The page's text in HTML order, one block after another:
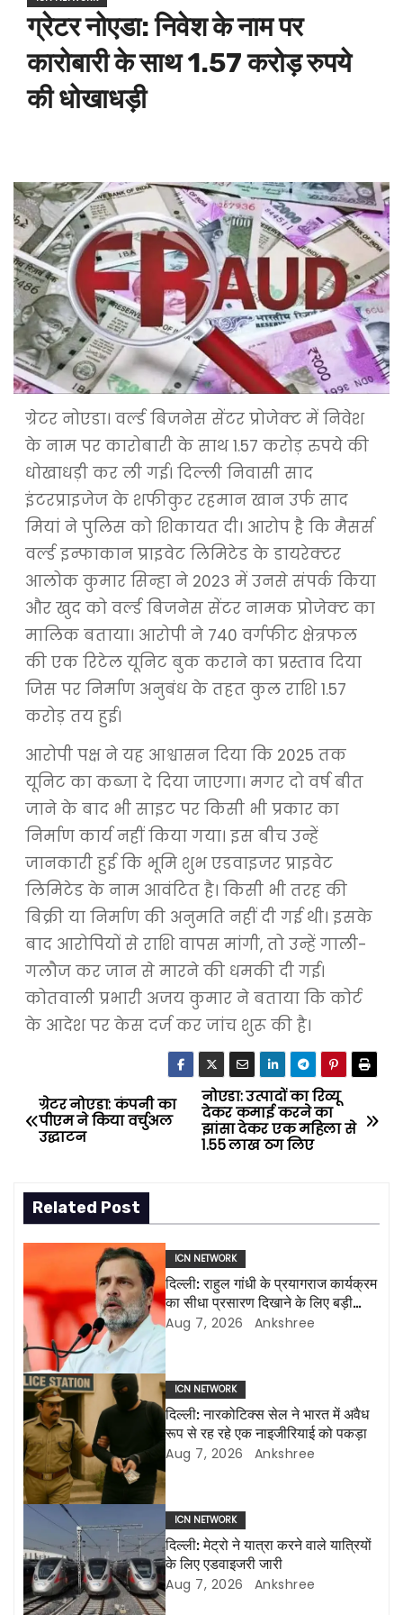
ग्रेटर नोएडा: निवेश के नाम पर
कारोबारी के साथ 1.57 करोड़ रुपये
की धोखाधड़ी
ग्रेटर नोएडा। वर्ल्ड बिजनेस सेंटर प्रोजेक्ट में निवेश
के नाम पर कारोबारी के साथ 1.57 करोड़ रुपये की
धोखाधड़ी कर ली गई। दिल्ली निवासी साद
इंटरप्राइजेज के शफीकुर रहमान खान उर्फ साद
मियां ने पुलिस को शिकायत दी। आरोप है कि मैसर्स
वर्ल्ड इन्फाकान प्राइवेट लिमिटेड के डायरेक्टर
आलोक कुमार सिन्हा ने 2023 में उनसे संपर्क किया
और खुद को वर्ल्ड बिजनेस सेंटर नामक प्रोजेक्ट का
मालिक बताया। आरोपी ने 740 वर्गफीट क्षेत्रफल
की एक रिटेल यूनिट बुक कराने का प्रस्ताव दिया
जिस पर निर्माण अनुबंध के तहत कुल राशि 1.57
करोड़ तय हुई।
आरोपी पक्ष ने यह आश्वासन दिया कि 2025 तक
यूनिट का कब्जा दे दिया जाएगा। मगर दो वर्ष बीत
जाने के बाद भी साइट पर किसी भी प्रकार का
निर्माण कार्य नहीं किया गया। इस बीच उन्हें
जानकारी हुई कि भूमि शुभ एडवाइजर प्राइवेट
लिमिटेड के नाम आवंटित है। किसी भी तरह की
बिक्री या निर्माण की अनुमति नहीं दी गई थी। इसके
बाद आरोपियों से राशि वापस मांगी, तो उन्हें गाली-
गलौज कर जान से मारने की धमकी दी गई।
कोतवाली प्रभारी अजय कुमार ने बताया कि कोर्ट
के आदेश पर केस दर्ज कर जांच शुरू की है।
P
o
t
a
v
i
g
a
t
o
n
नोएडा: उत्पादों का रिव्यू
देकर कमाई करने का
झांसा देकर एक महिला से
1.55 लाख ठग लिए
ग्रेटर नोएडा: कंपनी का
पीएम ने किया वर्चुअल
उद्धाटन
Related Post
ICN NETWORK
दिल्ली: राहुल गांधी के प्रयागराज कार्यक्रम
का सीधा प्रसारण दिखाने के लिए बड़ी
एलईडी स्क्रीन लगाई जाएंगी
Aug 7, 2026 Ankshree
ICN NETWORK
दिल्ली: नारकोटिक्स सेल ने भारत में अवैध
रूप से रह रहे एक नाइजीरियाई को पकड़ा
Aug 7, 2026 Ankshree
ICN NETWORK
दिल्ली: मेट्रो ने यात्रा करने वाले यात्रियों
के लिए एडवाइजरी जारी
Aug 7, 2026 Ankshree